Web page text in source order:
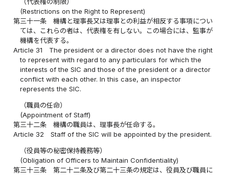
(Restrictions on the Right to Represent)
第三十一条
機構と理事長又は理事との利益が相反する事項につい
ては、これらの者は、代表権を有しない。この場合には、監事が
機構を代表する。
Article 31
The president or a director does not have the right
to represent with regard to any particulars for which the
interests of the SIC and those of the president or a director
conflict with each other. In this case, an inspector
represents the SIC.
（職員の任命）
(Appointment of Staff)
第三十二条
機構の職員は、理事長が任命する。
Article 32
Staff of the SIC will be appointed by the president.
（役員等の秘密保持義務等）
(Obligation of Officers to Maintain Confidentiality)
第三十三条
第二十二条及び第二十三条の規定は、役員及び職員に